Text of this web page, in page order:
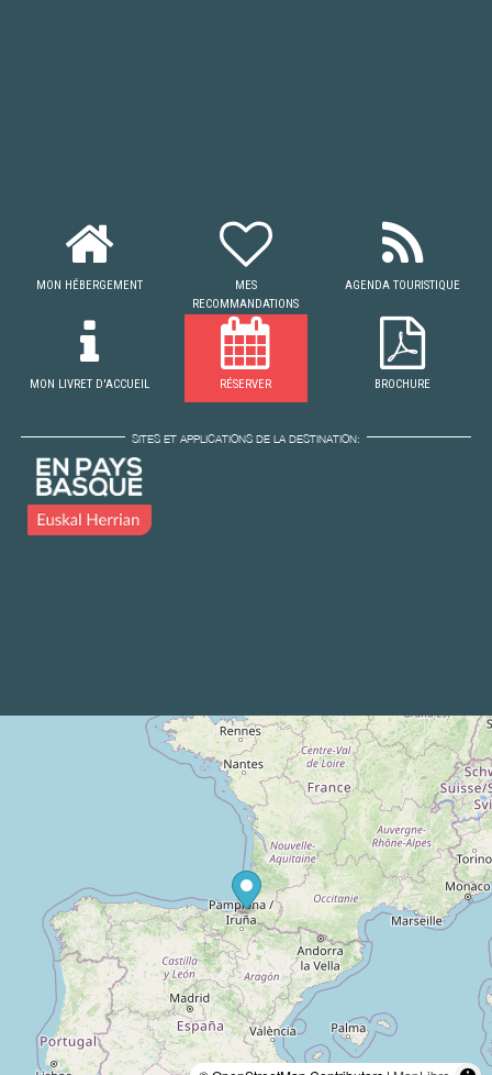
MON HÉBERGEMENT
MES
RECOMMANDATIONS
AGENDA TOURISTIQUE
MON LIVRET D'ACCUEIL RÉSERVER BROCHURE
SITES ET APPLICATIONS DE LA DESTINATION: